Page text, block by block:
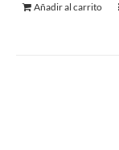
Añadir al carrito